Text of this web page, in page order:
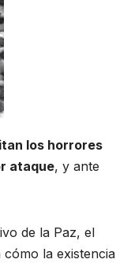
los horrores
ataque, y ante
de la Paz, el
la existencia